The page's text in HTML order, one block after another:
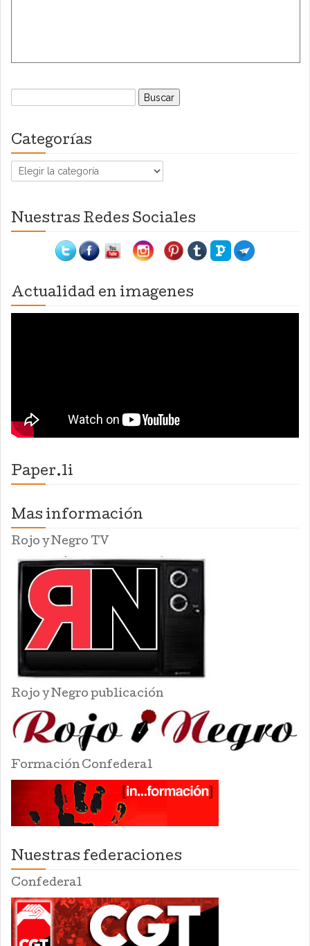
Buscar:
Categorías
Categorías
Nuestras Redes Sociales
Actualidad en imagenes
Paper.li
Mas información
Rojo y Negro TV
Rojo y Negro publicación
Formación Confederal
Nuestras federaciones
Confederal